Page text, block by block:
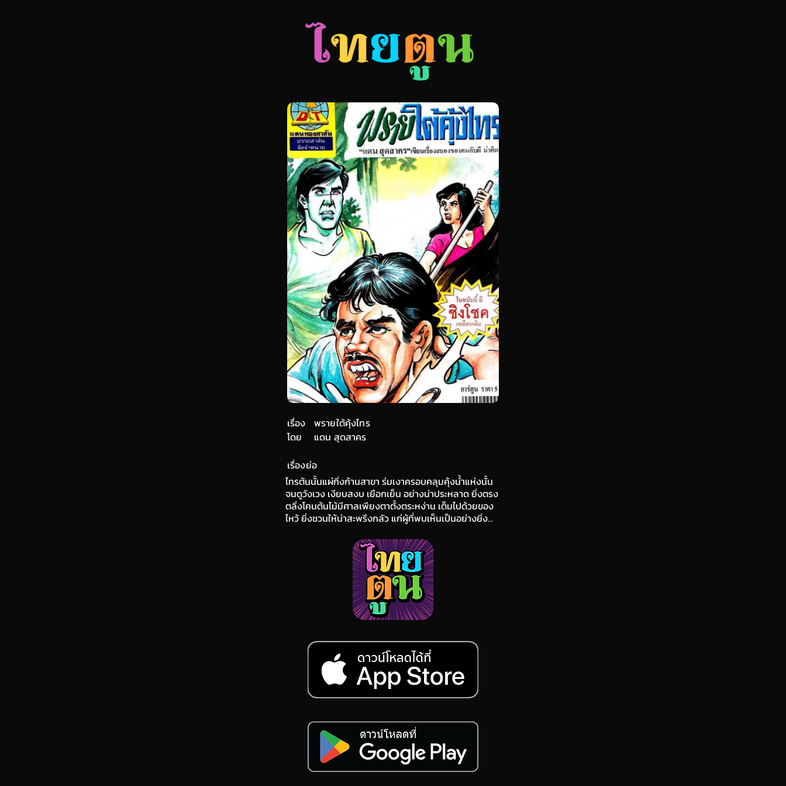
เรื่อง
โดย
พรายใต้คุ้งไทร
แดน สุดสาคร
เรื่องย่อ
ไทรต้นนั้นแผ่กิ่งก้านสาขา ร่มเงาครอบคลุมคุ้งน้ำแห่งนั้น
จนดูวังเวง เงียบสงบ เยือกเย็น อย่างน่าประหลาด ยิ่งตรง
ตลิ่งโคนต้นไม้มีศาลเพียงตาตั้งตระหง่าน เต็มไปด้วยของ
ไหว้ ยิ่งชวนให้น่าสะพรึงกลัว แก่ผู้ที่พบเห็นเป็นอย่างยิ่ง...